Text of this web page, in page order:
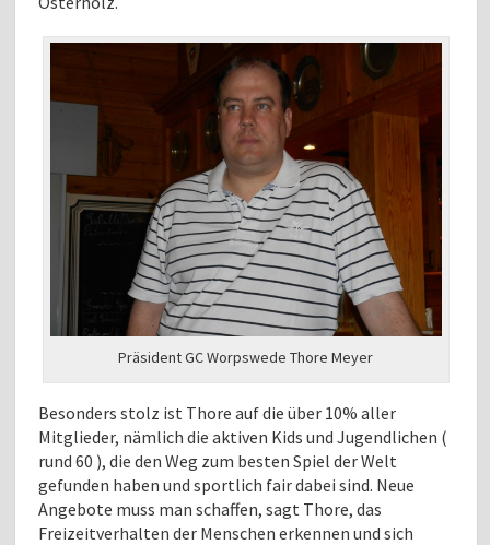
Präsident GC Worpswede Thore Meyer
Besonders stolz ist Thore auf die über 10% aller
Mitglieder, nämlich die aktiven Kids und Jugendlichen (
rund 60 ), die den Weg zum besten Spiel der Welt
gefunden haben und sportlich fair dabei sind. Neue
Angebote muss man schaffen, sagt Thore, das
Freizeitverhalten der Menschenerkennen und sich